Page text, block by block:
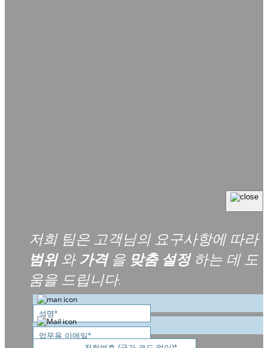
저희 팀은 고객님의 요구사항에 따라
범위와가격을 맞춤 설정하는 데 도
움을 드립니다.